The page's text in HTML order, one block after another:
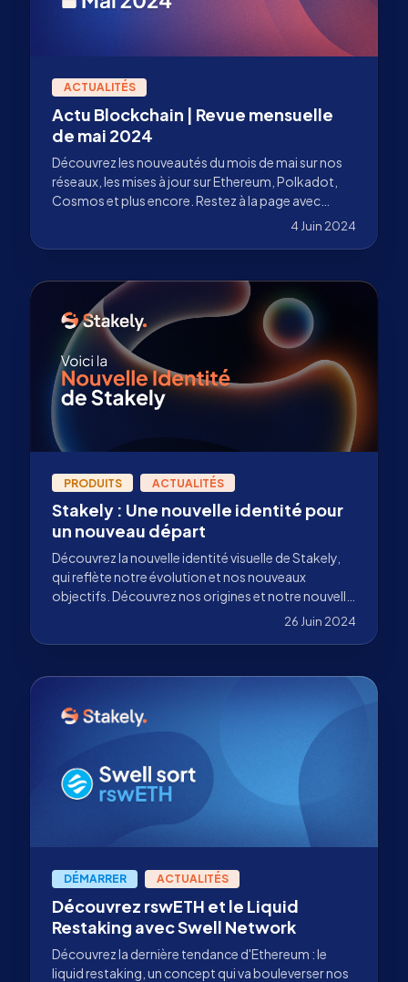
ACTUALITÉS
Actu Blockchain | Revue mensuelle
de mai 2024
Découvrez les nouveautés du mois de mai sur nos
réseaux, les mises à jour sur Ethereum, Polkadot,
Cosmos et plus encore. Restez à la page avec
4 Juin 2024
PRODUITS ACTUALITÉS
Stakely : Une nouvelle identité pour
un nouveau départ
Découvrez la nouvelle identité visuelle de Stakely,
qui reflète notre évolution et nos nouveaux
objectifs. Découvrez nos origines et notre nouvelle
26 Juin 2024
DÉMARRER ACTUALITÉS
Découvrez rswETH et le Liquid
Restaking avec Swell Network
Découvrez la dernière tendance d'Ethereum : le
liquid restaking, un concept qui va bouleverser nos